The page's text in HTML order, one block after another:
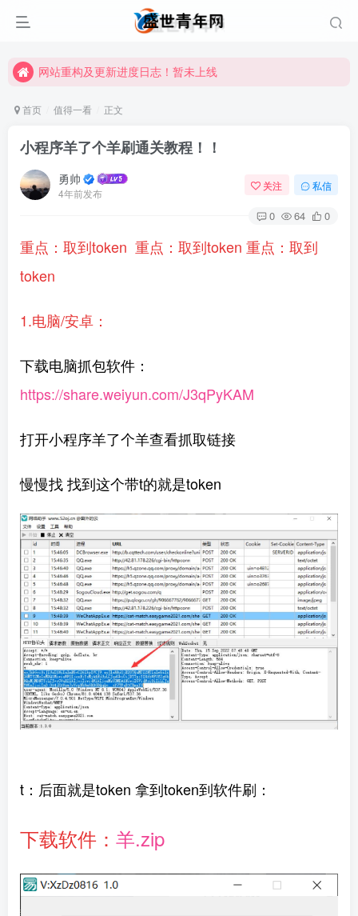
网站重构及更新进度日志！暂未上线
网站重构及更新进度日志！暂未上线
首页 值得一看 正文
小程序羊了个羊刷通关教程！！
勇帅
4年前发布
关注 私信
0 64 0
重点：取到token 重点：取到token 重点：取到
token
1.电脑/安卓：
下载电脑抓包软件：
https://share.weiyun.com/J3qPyKAM
打开小程序羊了个羊查看抓取链接
慢慢找 找到这个带t的就是token
t：后面就是token 拿到token到软件刷：
下载软件： 羊.zip